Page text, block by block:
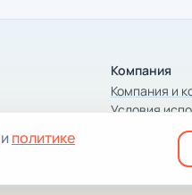
Компания
Компания и
Условия
иполитике